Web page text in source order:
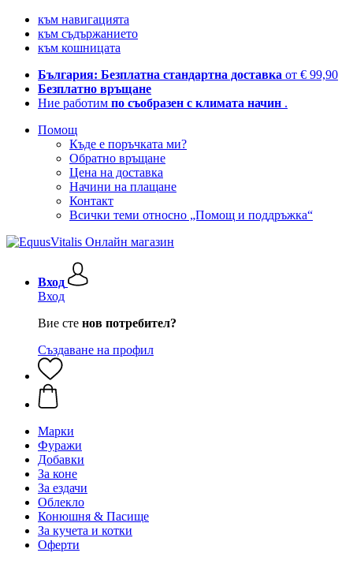
към навигацията
към съдържанието
към кошницата
България: Безплатна стандартна доставка от € 99,90
Безплатно връщане
Ние работим по съобразен с климата начин .
Помощ
Къде е поръчката ми?
Обратно връщане
Цена на доставка
Начини на плащане
Контакт
Всички теми относно „Помощ и поддръжка“
Вход
Вход
Вие сте нов потребител?
Създаване на профил
Марки
Фуражи
Добавки
За коне
За ездачи
Облекло
Конюшня & Пасище
За кучета и котки
Оферти